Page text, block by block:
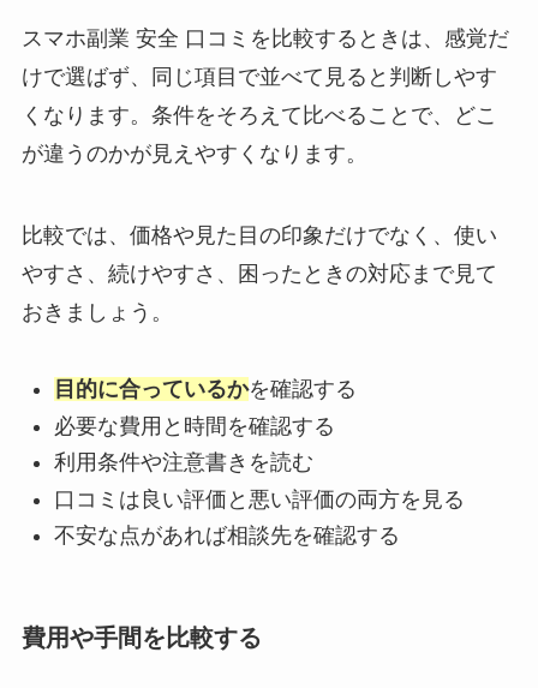
スマホ副業 安全 口コミを比較するときは、感覚だ
けで選ばず、同じ項目で並べて見ると判断しやす
くなります。条件をそろえて比べることで、どこ
が違うのかが見えやすくなります。
比較では、価格や見た目の印象だけでなく、使い
やすさ、続けやすさ、困ったときの対応まで見て
おきましょう。
目的に合っているかを確認する
必要な費用と時間を確認する
利用条件や注意書きを読む
口コミは良い評価と悪い評価の両方を見る
不安な点があれば相談先を確認する
費用や手間を比較する